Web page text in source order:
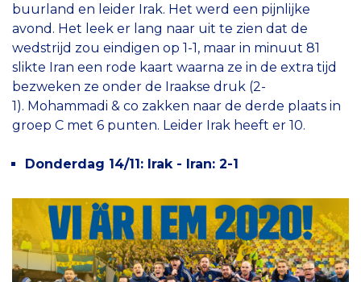
buurland en leider Irak. Het werd een pijnlijke
avond. Het leek er lang naar uit te zien dat de
wedstrijd zou eindigen op 1-1, maar in minuut 81
slikte Iran een rode kaart waarna ze in de extra tijd
bezweken ze onder de Iraakse druk (2-
1). Mohammadi & co zakken naar de derde plaats in
groep C met 6 punten. Leider Irak heeft er 10.
Donderdag 14/11: Irak - Iran: 2-1